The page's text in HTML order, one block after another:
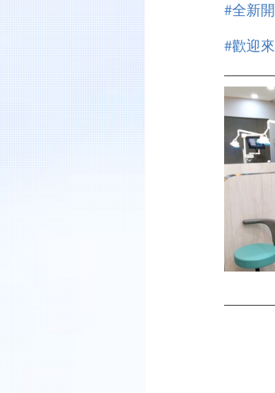
#全新
#歡迎